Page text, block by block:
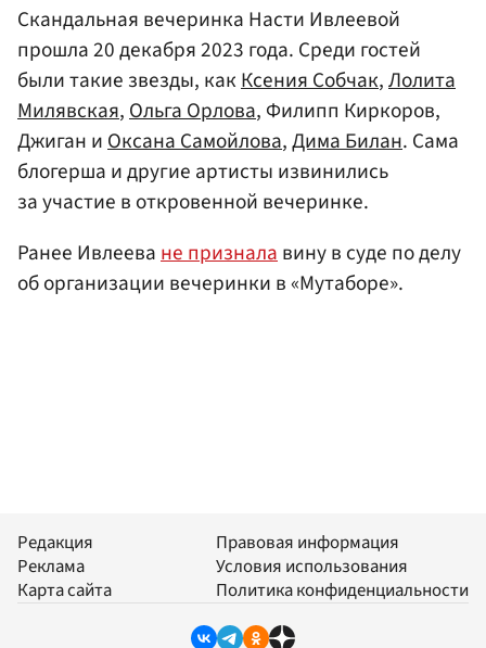
Скандальная вечеринка Насти Ивлеевой
прошла 20 декабря 2023 года. Среди гостей
были такие звезды, какКсения Собчак,Лолита
Милявская,Ольга Орлова, Филипп Киркоров,
Джиган иОксана Самойлова,Дима Билан. Сама
блогерша и другие артисты извинились
за участие в откровенной вечеринке.
Ранее Ивлееване призналавину в суде по делу
об организации вечеринки в «Мутаборе».
Редакция
Реклама
Карта сайта
Правовая информация
Условия использования
Политика конфиденциальности